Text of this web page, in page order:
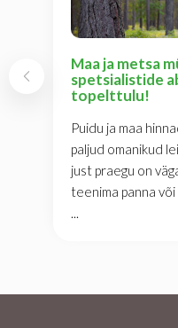
Maa ja metsa
spetsialistide
topelttulu!
Puidu ja maa
paljud omanikud
just praegu on
teenima panna
...